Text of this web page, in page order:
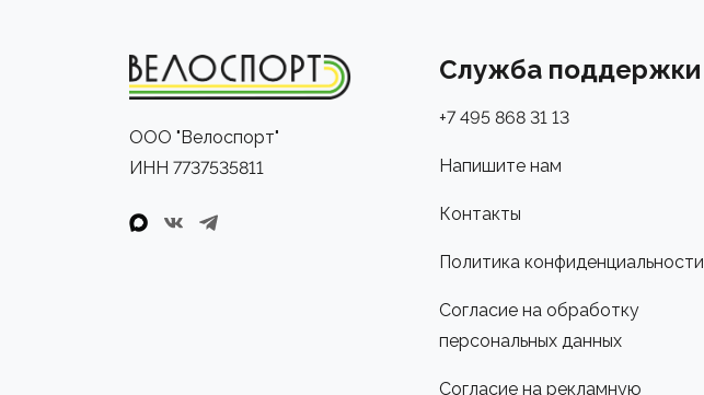
ООО "Велоспорт"
ИНН 7737535811
Служба поддержки
+7 495 868 31 13
Напишите нам
Контакты
Политика конфиденциальности
Согласие на обработку
персональных данных
Согласие на рекламную